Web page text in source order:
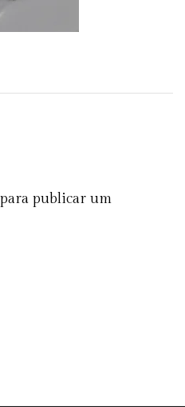
para publicar um